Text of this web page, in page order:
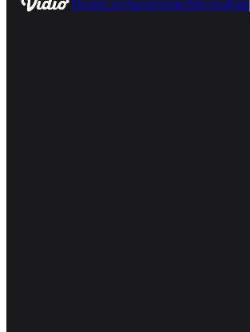
HomeLiveSportsSeriesMoviesKids